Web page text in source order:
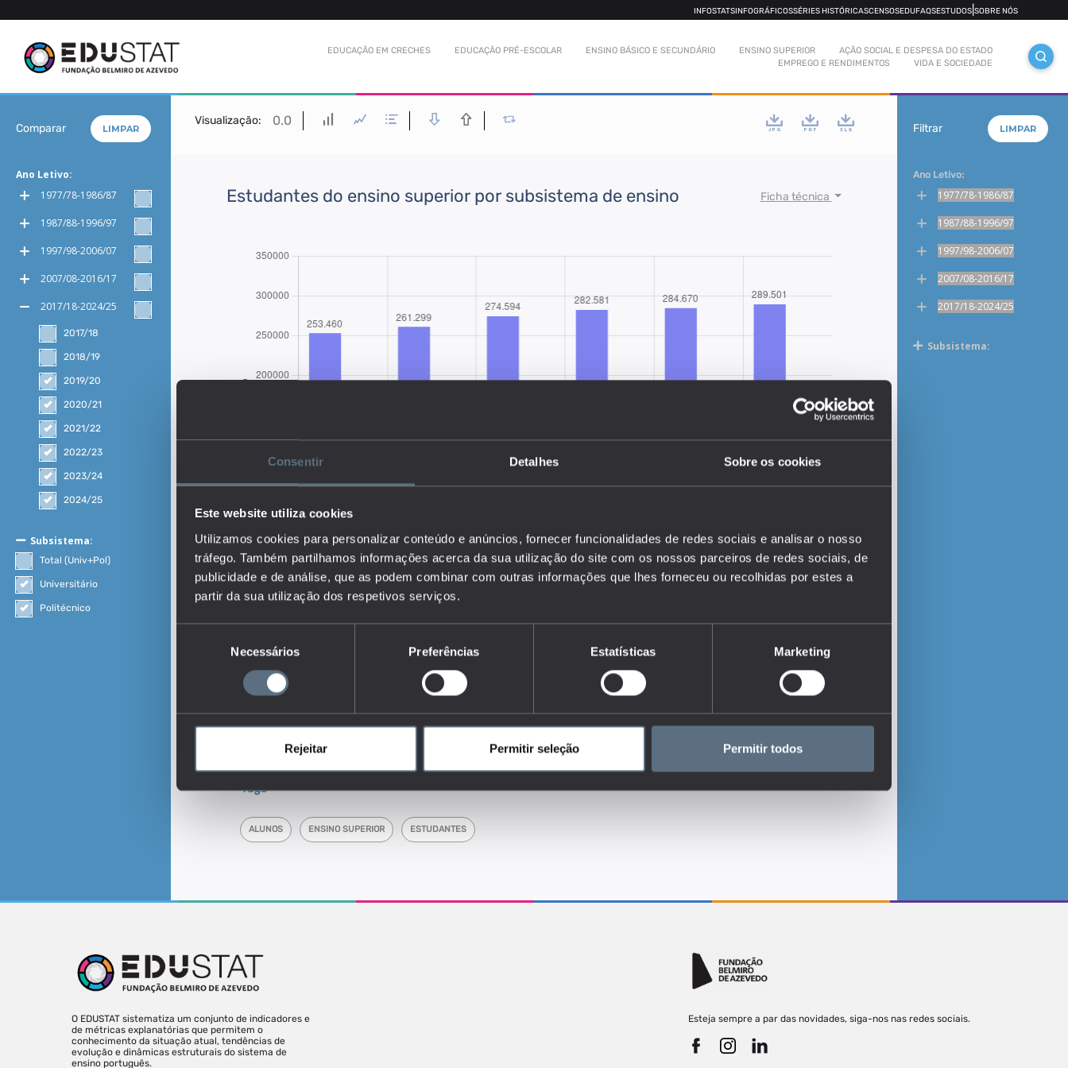
Consentir Detalhes Sobre os cookies
Este website utiliza cookies
Utilizamos cookies para personalizar conteúdo e anúncios, fornecer funcionalidades de redes sociais e analisar o nosso
tráfego. Também partilhamos informações acerca da sua utilização do site com os nossos parceiros de redes sociais, de
publicidade e de análise, que as podem combinar com outras informações que lhes forneceu ou recolhidas por estes a
partir da sua utilização dos respetivos serviços.
consentimento
Necessários Preferências Estatísticas Marketing
Rejeitar Permitir seleção Permitir todos
INFOSTATSINFOGRÁFICOSSÉRIES HISTÓRICASCENSOSEDUFAQSESTUDOS SOBRE NÓS
EDUCAÇÃO EM CRECHES EDUCAÇÃO PRÉ-ESCOLAR ENSINO BÁSICO E SECUNDÁRIO ENSINO SUPERIOR
AÇÃO SOCIAL E DESPESA DO ESTADO
EMPREGO E RENDIMENTOS
VIDA E SOCIEDADE
Comparar LIMPAR
Ano Letivo:
1977/78-1986/87
1987/88-1996/97
1997/98-2006/07
2007/08-2016/17
2017/18-2024/25
2017/18
2018/19
2019/20
2020/21
2021/22
2022/23
2023/24
2024/25
Subsistema:
Total (Univ+Pol)
Universitário
Politécnico
Visualização: 0.0
Estudantes do ensino superior por subsistema de ensino Ficha técnica
Descrição:
Os dados referem-se ao número de estudantes do ensino superior por subsistema de
Este é um dos indicadores do conjunto que responde às questões:
Quantos são e como se distribuem os docentes, colaboradores não-docentes e alunos
nos diferentes níveis de ensino?
Tags
ALUNOS ENSINO SUPERIOR ESTUDANTES
Filtrar LIMPAR
Ano Letivo:
1977/78-1986/87
1987/88-1996/97
1997/98-2006/07
2007/08-2016/17
2017/18-2024/25
Subsistema:
O EDUSTAT sistematiza um conjunto de indicadores e
de métricas explanatórias que permitem o
conhecimento da situação atual, tendências de
evolução e dinâmicas estruturais do sistema de
ensino português.
Esteja sempre a par das novidades, siga-nos nas redes sociais.